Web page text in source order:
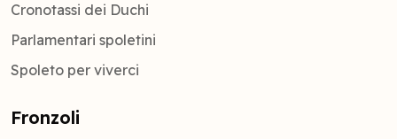
Cronotassi dei Duchi
Parlamentari spoletini
Spoleto per viverci
Fronzoli